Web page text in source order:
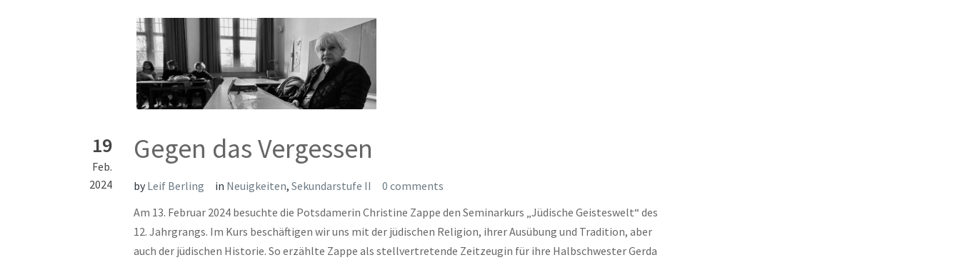
19
Feb.
2024
Gegen das Vergessen
byLeif Berling in Neuigkeiten, Sekundarstufe II
0 comments
Am 13. Februar 2024 besuchte die Potsdamerin Christine Zappe den Seminarkurs „Jüdische Geisteswelt“ des
12. Jahrgrangs. Im Kurs beschäftigen wir uns mit der jüdischen Religion, ihrer Ausübung und Tradition, aber
auch der jüdischen Historie. So erzählte Zappe als stellvertretende Zeitzeugin für ihre Halbschwester Gerda